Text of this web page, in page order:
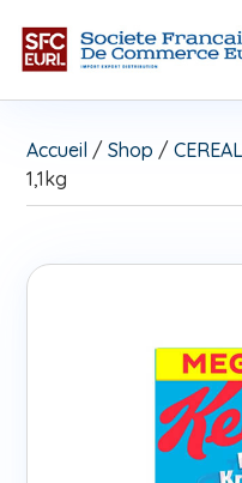
Accueil /Shop /
1,1kg